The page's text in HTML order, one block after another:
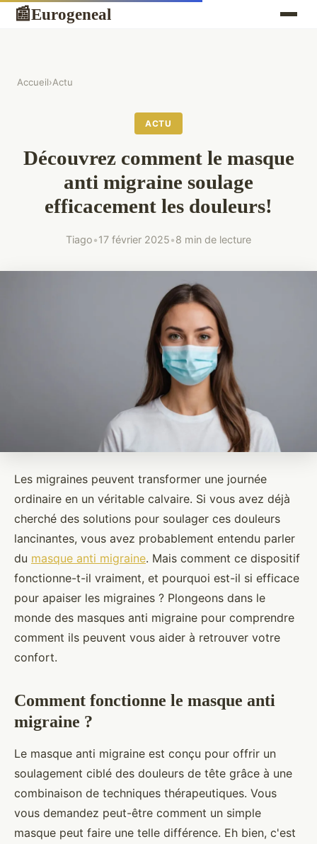
📰Eurogeneal
Accueil›Actu
ACTU
Découvrez comment le masque
anti migraine soulage
efficacement les douleurs!
Tiago•17 février 2025•8 min de lecture
Les migraines peuvent transformer une journée
ordinaire en un véritable calvaire. Si vous avez déjà
cherché des solutions pour soulager ces douleurs
lancinantes, vous avez probablement entendu parler
du masque anti migraine. Mais comment ce dispositif
fonctionne-t-il vraiment, et pourquoi est-il si efficace
pour apaiser les migraines ? Plongeons dans le
monde des masques anti migraine pour comprendre
comment ils peuvent vous aider à retrouver votre
confort.
Comment fonctionne le masque anti
migraine ?
Le masque anti migraine est conçu pour offrir un
soulagement ciblé des douleurs de tête grâce à une
combinaison de techniques thérapeutiques. Vous
vous demandez peut-être comment un simple
masque peut faire une telle différence. Eh bien, c'est